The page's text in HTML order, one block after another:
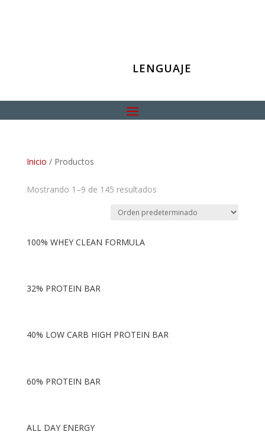
LENGUAJE
Inicio / Productos
Mostrando 1–9 de 145 resultados
100% WHEY CLEAN FORMULA
32% PROTEIN BAR
40% LOW CARB HIGH PROTEIN BAR
60% PROTEIN BAR
ALL DAY ENERGY